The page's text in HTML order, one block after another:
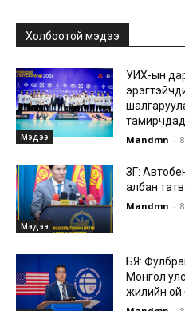
Холбоотой мэдээ
Мэдээ
УИХ-ын
тамирчдад
Mandmn -
Мэдээ
ЗГ:
албан
Mandmn -
БЯ:
Монгол
жилийн ой